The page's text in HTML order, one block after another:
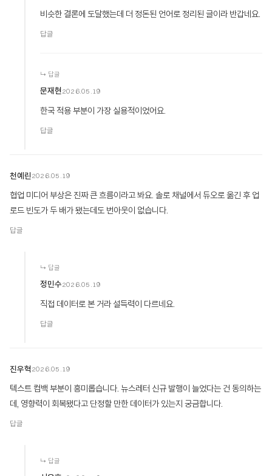
비슷한 결론에 도달했는데 더 정돈된 언어로 정리된 글이라 반갑네요.
답글
↳ 답글
문재현2026.05.19
한국 적용 부분이 가장 실용적이었어요.
답글
천예린2026.05.19
협업 미디어 부상은 진짜 큰 흐름이라고 봐요. 솔로 채널에서 듀오로 옮긴 후 업
로드 빈도가 두 배가 됐는데도 번아웃이 없습니다.
답글
↳ 답글
정민수2026.05.19
직접 데이터로 본 거라 설득력이 다르네요.
답글
진우혁 2026.05.19
텍스트 컴백 부분이 흥미롭습니다. 뉴스레터 신규 발행이 늘었다는 건 동의하는
데, 영향력이 회복됐다고 단정할 만한 데이터가 있는지 궁금합니다.
답글
↳ 답글